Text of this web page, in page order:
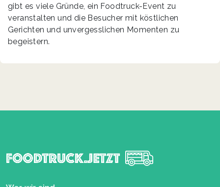
gibt es viele Gründe, ein Foodtruck-Event zu
veranstalten und die Besucher mit köstlichen
Gerichten und unvergesslichen Momenten zu
begeistern.